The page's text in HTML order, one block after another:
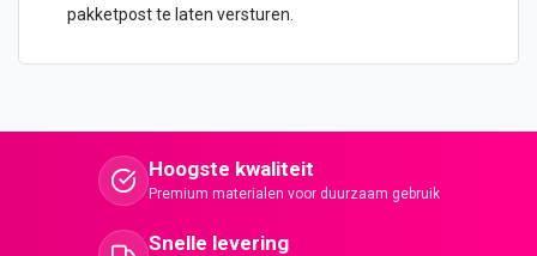
pakketpost te laten versturen.
Hoogste kwaliteit
Premium materialen voor duurzaam gebruik
Snelle levering